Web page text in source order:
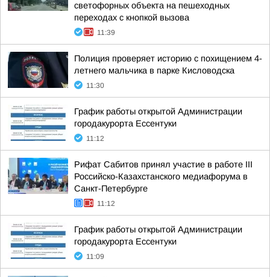
светофорных объекта на пешеходных
переходах с кнопкой вызова
11:39
Полиция проверяет историю с похищением 4-
летнего мальчика в парке Кисловодска
11:30
График работы открытой Администрации
городакурорта Ессентуки
11:12
Рифат Сабитов принял участие в работе III
Российско-Казахстанского медиафорума в
Санкт-Петербурге
11:12
График работы открытой Администрации
городакурорта Ессентуки
11:09